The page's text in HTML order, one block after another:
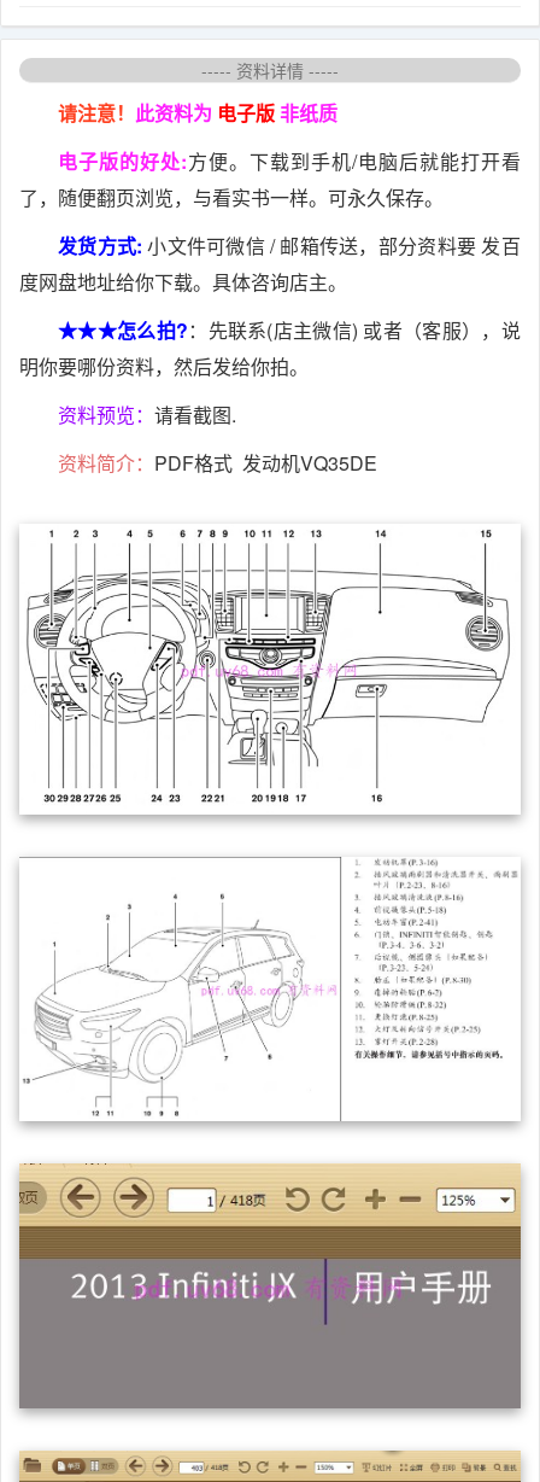
----- 资料详情 -----
请注意！ 此资料为 电子版非纸质
电子版的好处:方便。下载到手机/电脑后就能打开看
了，随便翻页浏览，与看实书一样。可永久保存。
发货方式: 小文件可微信 / 邮箱传送，部分资料要 发百
度网盘地址给你下载。具体咨询店主。
★★★怎么拍?：先联系(店主微信) 或者（客服），说
明你要哪份资料，然后发给你拍。
资料预览： 请看截图.
资料简介： PDF格式 发动机VQ35DE